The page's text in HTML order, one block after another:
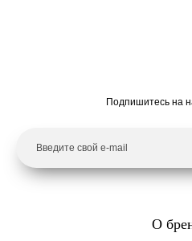
О
Подпишитесь на